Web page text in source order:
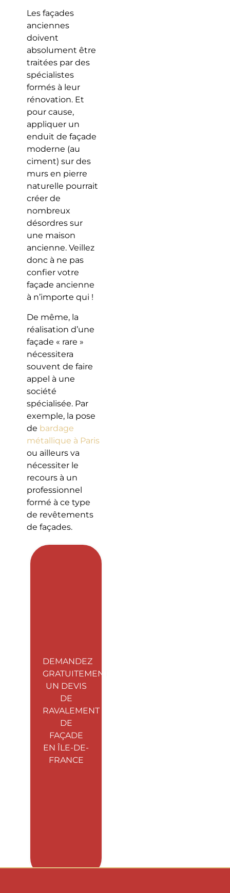
Les façades
anciennes
doivent
absolument être
traitées par des
spécialistes
formés à leur
rénovation. Et
pour cause,
appliquer un
enduit de façade
moderne (au
ciment) sur des
murs en pierre
naturelle pourrait
créer de
nombreux
désordres sur
une maison
ancienne. Veillez
donc à ne pas
confier votre
façade ancienne
à n’importe qui !
De même, la
réalisation d’une
façade « rare »
nécessitera
souvent de faire
appel à une
société
spécialisée. Par
exemple, la pose
de bardage
métallique à Paris
ou ailleurs va
nécessiter le
recours à un
professionnel
formé à ce type
de revêtements
de façades.
DEMANDEZ
GRATUITEMENT
UN DEVIS
DE
RAVALEMENT
DE
FAÇADE
EN ÎLE-DE-
FRANCE